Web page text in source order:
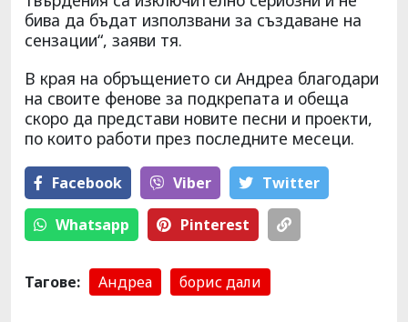
бива да бъдат използвани за създаване на
сензации“, заяви тя.
В края на обръщението си Андреа благодари
на своите фенове за подкрепата и обеща
скоро да представи новите песни и проекти,
по които работи през последните месеци.
Facebook Viber Тwitter
Whatsapp Pinterest
Тагове: Андреа борис дали